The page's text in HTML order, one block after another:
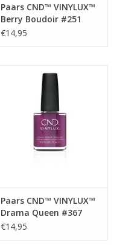
Paars CND™ VINYLUX™
Berry Boudoir #251
€14,95
Paars CND™ VINYLUX™
Drama Queen #367
€14,95